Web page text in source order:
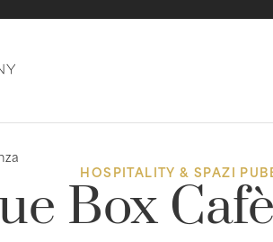
HOSPITALITY & SPAZI
Box